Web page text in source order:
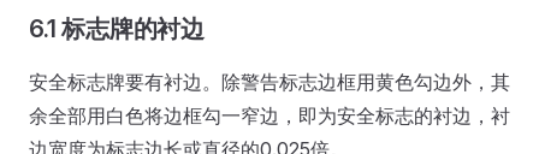
6.1 标志牌的衬边
安全标志牌要有衬边。除警告标志边框用黄色勾边外，其
余全部用白色将边框勾一窄边，即为安全标志的衬边，衬
边宽度为标志边长或直径的0.025倍。